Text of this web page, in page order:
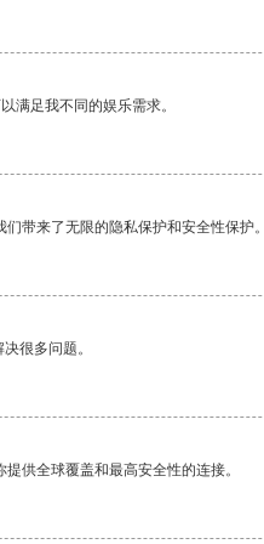
满足我不同的娱乐需求。
带来了无限的隐私保护和安全性保护
很多问题。
供全球覆盖和最高安全性的连接。